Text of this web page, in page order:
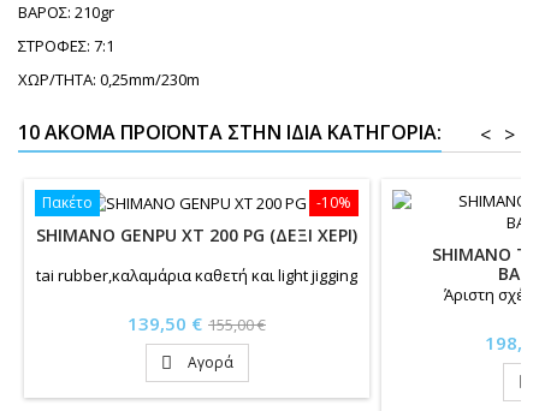
ΒΑΡΟΣ: 210gr
ΣΤΡΟΦΕΣ: 7:1
ΧΩΡ/ΤΗΤΑ: 0,25mm/230m
10 ΑΚΌΜΑ ΠΡΟΪΌΝΤΑ ΣΤΗΝ ΊΔΙΑ ΚΑΤΗΓΟΡΊΑ: >
<
-10%
Πακέτο
SHIMANO GENPU XT 200 PG (ΔΕΞΙ ΧΕΡΙ)
tai rubber,καλαμάρια καθετή και light jigging
Τιμή
139,50 € Κανονική
τιμή
155,00 €
 Αγορά
SHIMANO
Άριστη
Τιμή